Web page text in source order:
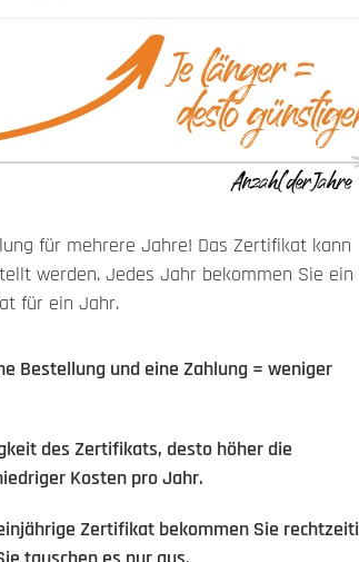
für mehrere Jahre! Das Zertifikat kann
werden. Jedes Jahr bekommen Sie ein
für ein Jahr.
Bestellung und eine Zahlung = weniger
des Zertifikats, desto höher die
Kosten pro Jahr.
Zertifikat bekommen Sie